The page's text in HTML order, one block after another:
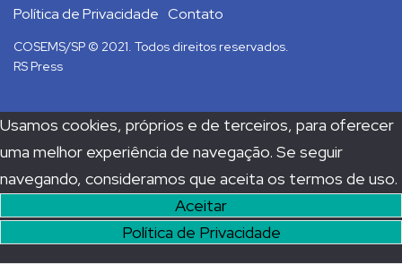
Política de Privacidade Contato
COSEMS/SP © 2021. Todos direitos reservados.
RS Press
Usamos cookies, próprios e de terceiros, para oferecer
uma melhor experiência de navegação. Se seguir
navegando, consideramos que aceita os termos de uso.
Aceitar
Política de Privacidade